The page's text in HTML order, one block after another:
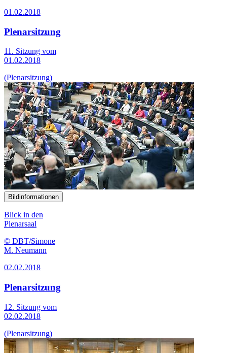
01.02.2018
Plenarsitzung
11. Sitzung vom
01.02.2018
(Plenarsitzung)
Bildinformationen
Blick in den
Plenarsaal
© DBT/Simone
M. Neumann
02.02.2018
Plenarsitzung
12. Sitzung vom
02.02.2018
(Plenarsitzung)